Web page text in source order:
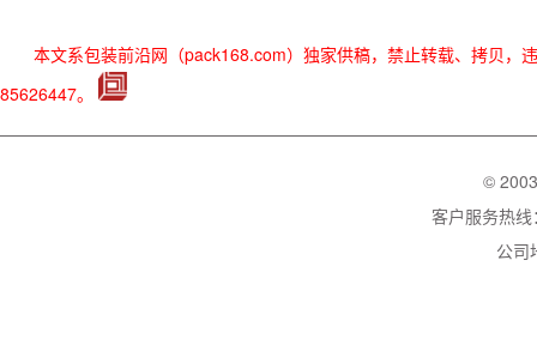
本文系包装前沿网（pack168.com）独家供稿，禁止转载、拷贝，
85626447。
©
客户服务热
公司